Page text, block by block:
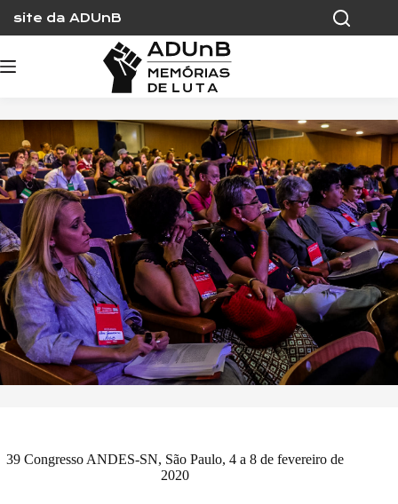
content
site da ADUnB
39 Congresso ANDES-SN, São Paulo, 4 a 8 de fevereiro de
2020